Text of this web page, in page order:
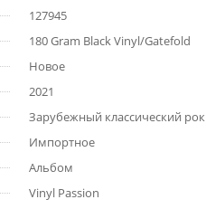
127945
180 Gram Black Vinyl/Gatefold
Новое
2021
Зарубежный классический рок
Импортное
Альбом
Vinyl Passion